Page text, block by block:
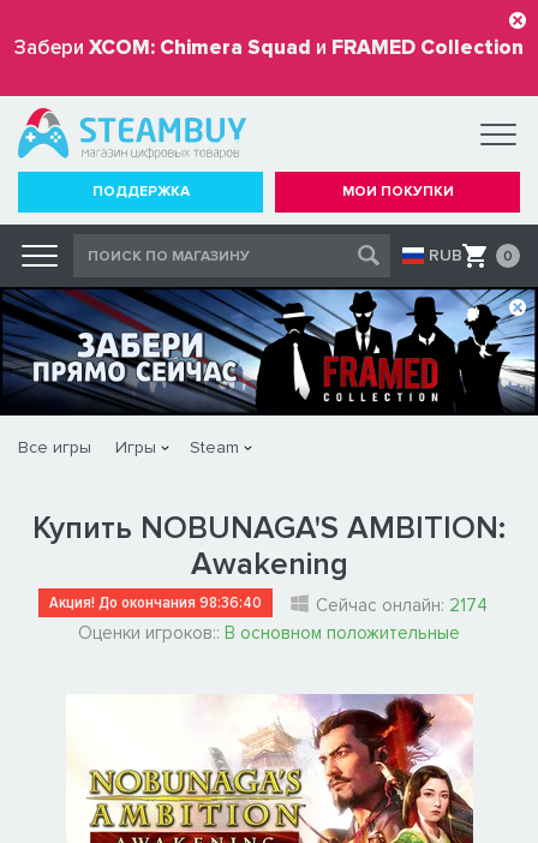
Забери XCOM: Chimera Squad и FRAMED Collection
бесплатно
ПОДДЕРЖКА МОИ ПОКУПКИ
RUB 0
Все игры Игры Steam
Купить NOBUNAGA'S AMBITION:
Awakening
Акция! До окончания98:36:39 Сейчас онлайн: 2174
Оценки игроков:: В основном положительные